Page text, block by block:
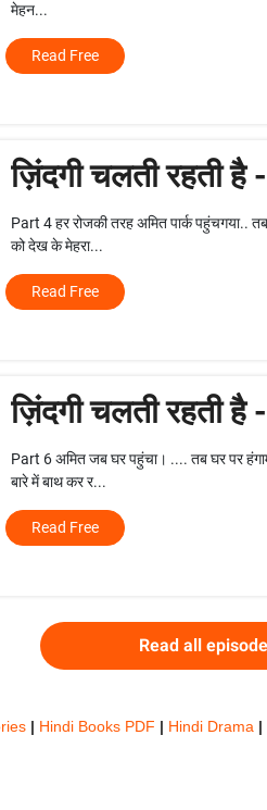
मेहन...
Read Free
ज़िंदगी चलती रहती है
Part 4 हर रोजकी तरह अमित पार्क पहुंचगया..
को देख के मेहरा...
Read Free
ज़िंदगी चलती रहती है
Part 6 अमित जब घर पहुंचा। .... तब घर पर
बारे में बाथ कर र...
Read Free
Read all
| Hindi Books PDF | Hindi Drama |